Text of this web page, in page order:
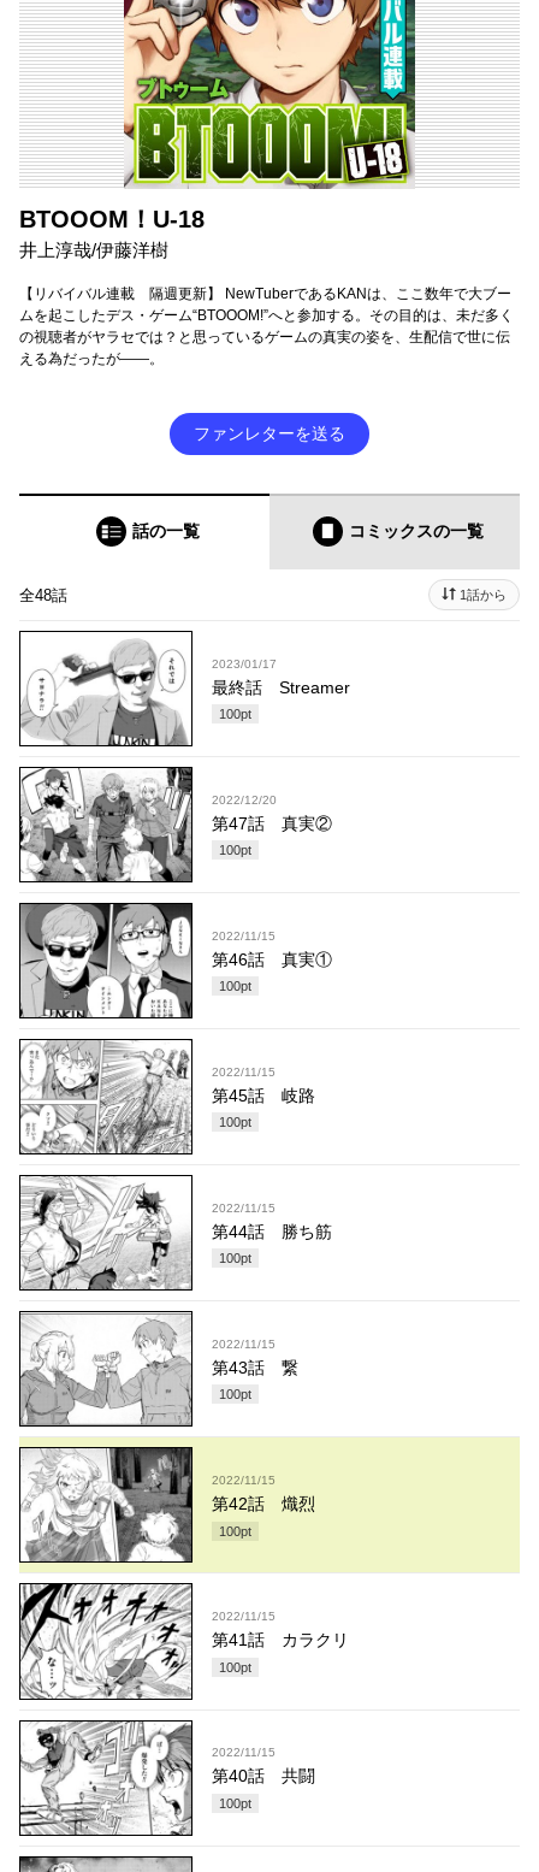
BTOOOM！U-18
井上淳哉/伊藤洋樹
【リバイバル連載 隔週更新】 NewTuberであるKANは、ここ数年で大ブー
ムを起こしたデス・ゲーム“BTOOOM!”へと参加する。その目的は、未だ多く
の視聴者がヤラセでは？と思っているゲームの真実の姿を、生配信で世に伝
える為だったが――。
ファンレターを送る
話の一覧 コミックスの一覧
全48話 1話から
2023/01/17
最終話 Streamer
100pt
2022/12/20
第47話 真実②
100pt
2022/11/15
第46話 真実①
100pt
2022/11/15
第45話 岐路
100pt
2022/11/15
第44話 勝ち筋
100pt
2022/11/15
第43話 繋
100pt
2022/11/15
第42話 熾烈
100pt
2022/11/15
第41話 カラクリ
100pt
2022/11/15
第40話 共闘
100pt